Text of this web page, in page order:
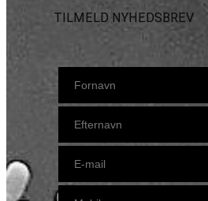
TILMELD NYHEDSBREV